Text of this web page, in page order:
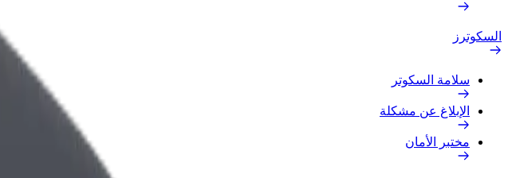
السكوترز
سلامة السكوتر
الإبلاغ عن مشكلة
مختبر الأمان